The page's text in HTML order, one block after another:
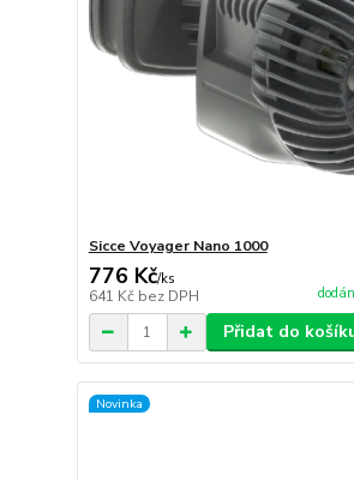
Sicce Voyager Nano 1000
776 Kč/ks
641 Kč bez DPH
Přidat do
Novinka